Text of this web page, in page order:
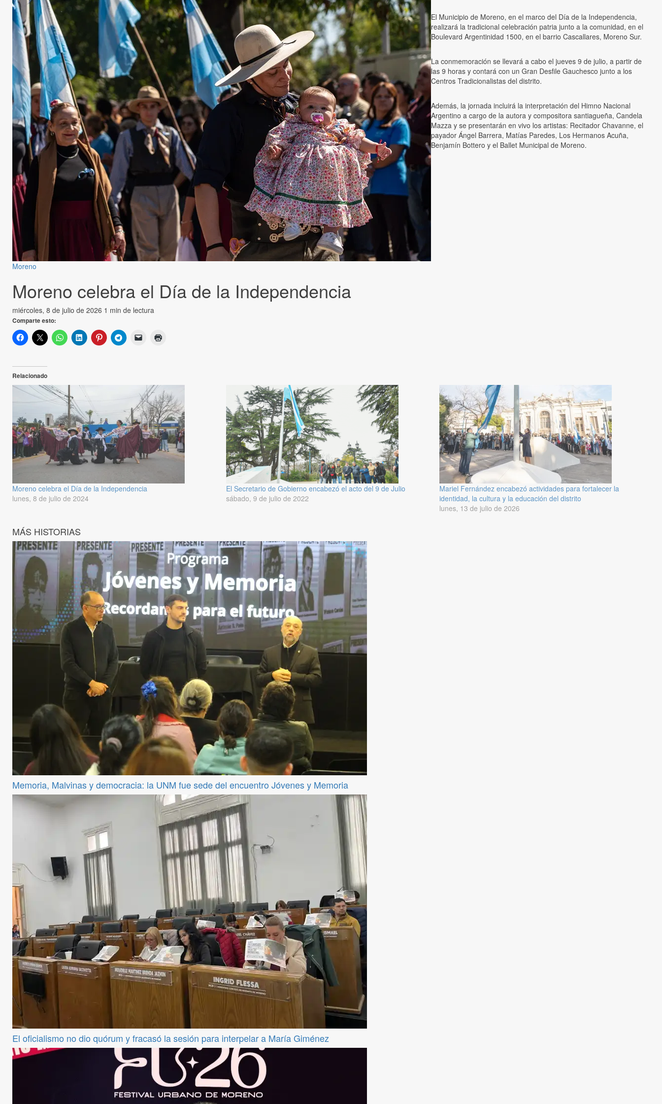
Moreno
Moreno celebra el Día de la Independencia
miércoles, 8 de julio de 2026 1 min de lectura
Comparte esto:
El Municipio de Moreno, en el marco del Día de la Independencia,
realizará la tradicional celebración patria junto a la comunidad, en el
Boulevard Argentinidad 1500, en el barrio Cascallares, Moreno Sur.
La conmemoración se llevará a cabo el jueves 9 de julio, a partir de
las 9 horas y contará con un Gran Desfile Gauchesco junto a los
Centros Tradicionalistas del distrito.
Además, la jornada incluirá la interpretación del Himno Nacional
Argentino a cargo de la autora y compositora santiagueña, Candela
Mazza y se presentarán en vivo los artistas: Recitador Chavanne, el
payador Ángel Barrera, Matías Paredes, Los Hermanos Acuña,
Benjamín Bottero y el Ballet Municipal de Moreno.
Relacionado
Moreno celebra el Día de la Independencia
lunes, 8 de julio de 2024
El Secretario de Gobierno encabezó el acto del 9 de Julio
sábado, 9 de julio de 2022
Mariel Fernández encabezó actividades para fortalecer la
identidad, la cultura y la educación del distrito
lunes, 13 de julio de 2026
MÁS HISTORIAS
Memoria, Malvinas y democracia: la UNM fue sede del encuentro Jóvenes y Memoria
El oficialismo no dio quórum y fracasó la sesión para interpelar a María Giménez